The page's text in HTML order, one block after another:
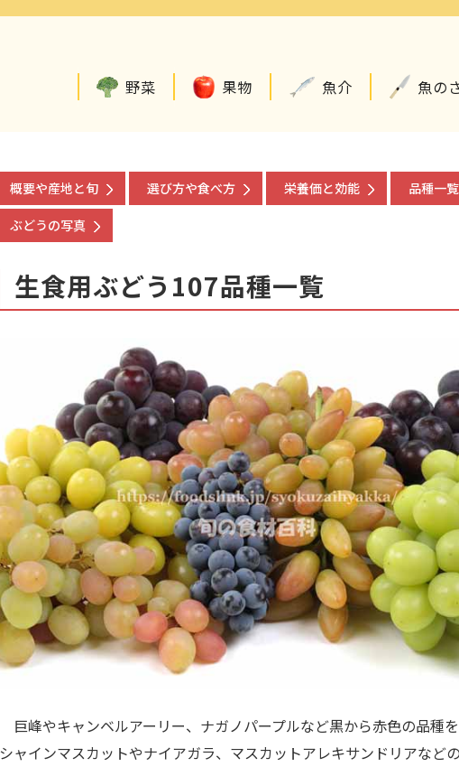
野菜 果物 魚介 魚の
概要や産地と旬 選び方や食べ方 栄養価と効能 品種一覧
ぶどうの写真
生食用ぶどう107品種一覧
巨峰やキャンベルアーリー、ナガノパープルなど黒から赤色の品種を
シャインマスカットやナイアガラ、マスカットアレキサンドリアなど